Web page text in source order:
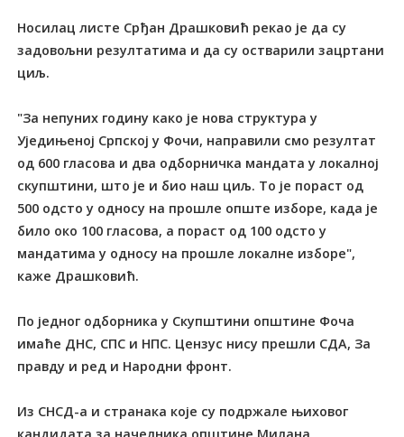
Носилац листе Срђан Драшковић рекао је да су
задовољни резултатима и да су остварили зацртани
циљ.
"За непуних годину како је нова структура у
Уједињеној Српској у Фочи, направили смо резултат
од 600 гласова и два одборничка мандата у локалној
скупштини, што је и био наш циљ. То је пораст од
500 одсто у односу на прошле опште изборе, када је
било око 100 гласова, а пораст од 100 одсто у
мандатима у односу на прошле локалне изборе",
каже Драшковић.
По једног одборника у Скупштини општине Фоча
имаће ДНС, СПС и НПС. Цензус нису прешли СДА, За
правду и ред и Народни фронт.
Из СНСД-а и странака које су подржале њиховог